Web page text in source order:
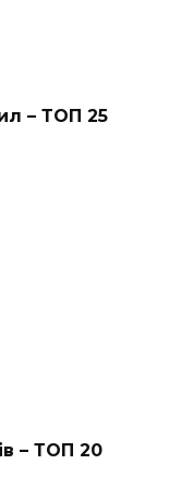
– ТОП 25
– ТОП 20